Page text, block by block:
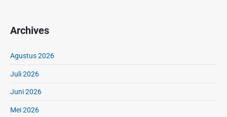
Archives
Agustus 2026
Juli 2026
Juni 2026
Mei 2026